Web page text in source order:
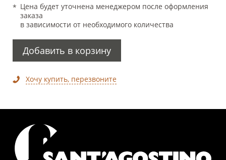
Цена будет уточнена менеджером после оформления
заказа
в зависимости от необходимого количества
Добавить в корзину
Хочу купить, перезвоните